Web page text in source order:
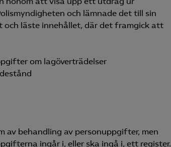
och lämnade det till sin
läste innehållet, där det framgick att
om lagöverträdelser
av behandling av personuppgifter, men
ingår i, eller ska ingå i, ett register.